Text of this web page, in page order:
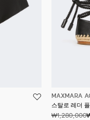
MAXMARA
스탈로 레더
₩1,280,000